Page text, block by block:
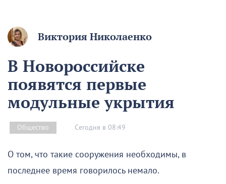
Виктория Николаенко
В Новороссийске
появятся первые
модульные укрытия
Общество Сегодня в 08:49
О том, что такие сооружения необходимы, в
последнее время говорилось немало.